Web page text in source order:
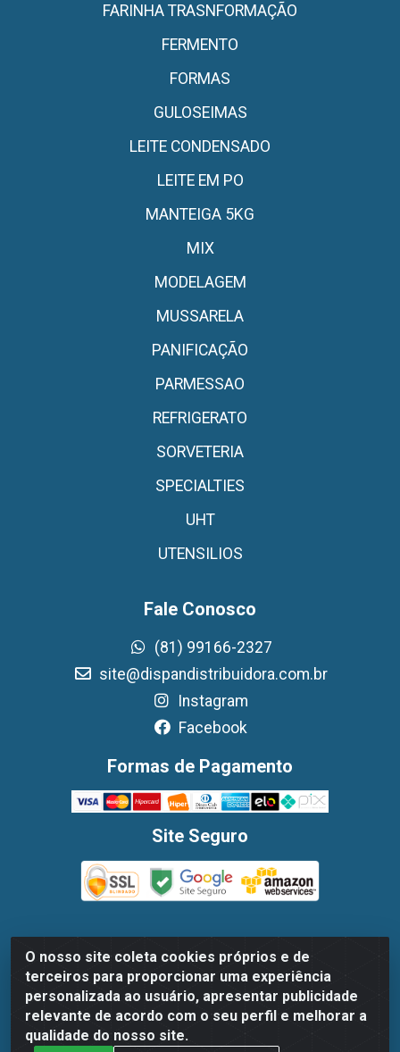
O nosso site coleta cookies próprios e de
terceiros para proporcionar uma experiência
personalizada ao usuário, apresentar publicidade
relevante de acordo com o seu perfil e melhorar a
qualidade do nosso site.
FARINHA TRASNFORMAÇÃO
FERMENTO
FORMAS
GULOSEIMAS
LEITE CONDENSADO
LEITE EM PO
MANTEIGA 5KG
MIX
MODELAGEM
MUSSARELA
PANIFICAÇÃO
PARMESSAO
REFRIGERATO
SORVETERIA
SPECIALTIES
UHT
UTENSILIOS
Fale Conosco
(81) 99166-2327
site@dispandistribuidora.com.br
Instagram
Facebook
Formas de Pagamento
Site Seguro
Dispan Distribuidora de Alimentos LTDA - Avenida
Marechal Mascarenhas De Moraes, 1048- Imbiribeira,
Recife/PE - CEP 51.170-000 - CNPJ 30.779.584/0003-78